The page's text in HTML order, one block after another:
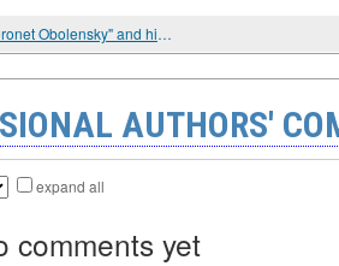
A racehorse named "Coronet Obolensky" and his worldwide fame.
AUTHORS'
expand all
comments yet